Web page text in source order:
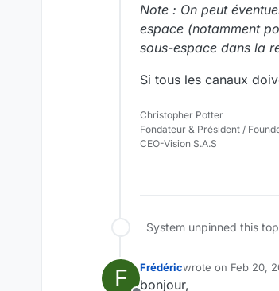
Note : On peut
espace (notamment
sous-espace dans la
Si tous les canaux
Christopher Potter
Fondateur & Président /
CEO-Vision S.A.S
System unpinned this
F Frédéricwrote on Feb 20,
last edited by
bonjour,